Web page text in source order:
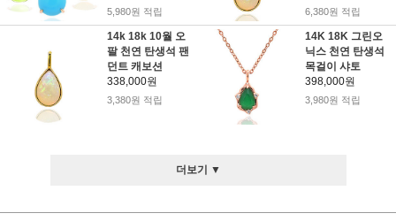
5,980원 적립 6,380원 적립
14k 18k 10월 오
팔 천연 탄생석 팬
던트 캐보션
338,000원
3,380원 적립
14K 18K 그린오
닉스 천연 탄생석
목걸이 샤토
398,000원
3,980원 적립
더보기 ▼